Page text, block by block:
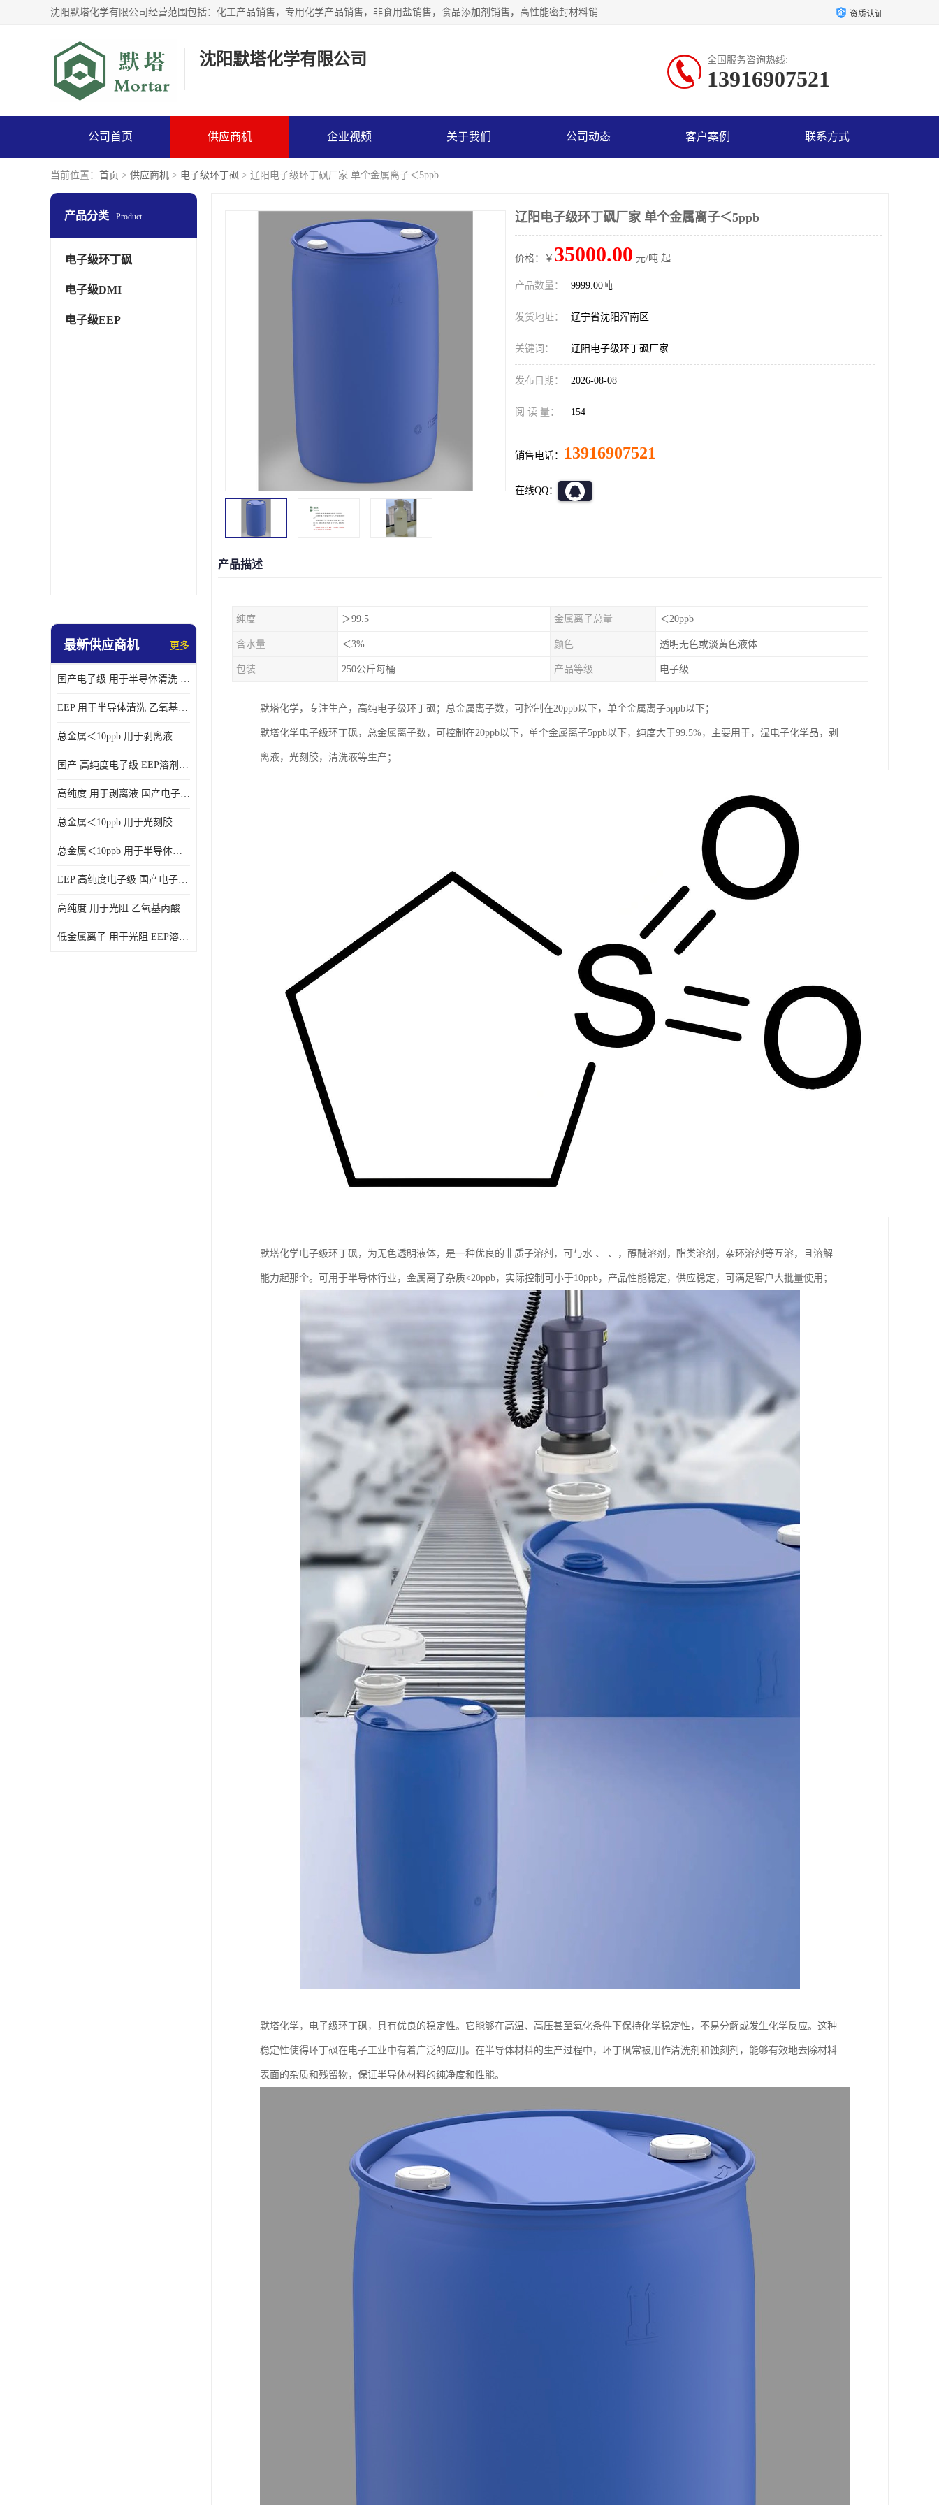
沈阳默塔化学有限公司经营范围包括：化工产品销售，专用化学产品销售，非食用盐销售，食品添加剂销售，高性能密封材料销售，涂料销售，合成材料销售，工程塑料及合成树脂销售等；主要产品有高纯电子级环丁砜，总金属离子可控制在ppb级别、纯度高、颜色浅、耐高温分解时间长，特别适合于半导体制造，硅片晶圆制造，清洗湿电子化学品，锂电池电解液，电子油墨，特种材料等高端行业；也适用于医药合成。 资质认证
沈阳默塔化学有限公司 全国服务咨询热线:
13916907521
公司首页 供应商机 企业视频 关于我们 公司动态 客户案例 联系方式
当前位置： 首页 > 供应商机 > 电子级环丁砜 > 辽阳电子级环丁砜厂家 单个金属离子＜5ppb
产品分类 Product
电子级环丁砜
电子级DMI
电子级EEP
最新供应商机 更多
国产电子级 用于半导体清洗 EEP溶剂电子级
EEP 用于半导体清洗 乙氧基丙酸乙酯电子级
总金属＜10ppb 用于剥离液 电子级EEP
国产 高纯度电子级 EEP溶剂电子级
高纯度 用于剥离液 国产电子级EEP
总金属＜10ppb 用于光刻胶 电子级EEP溶剂
总金属＜10ppb 用于半导体清洗 3-乙氧基丙酸乙酯电子级
EEP 高纯度电子级 国产电子级EEP
高纯度 用于光阻 乙氧基丙酸乙酯电子级
低金属离子 用于光阻 EEP溶剂电子级
辽阳电子级环丁砜厂家 单个金属离子＜5ppb
价格：￥ 35000.00 元/吨 起
产品数量： 9999.00吨
发货地址： 辽宁省沈阳浑南区
关键词： 辽阳电子级环丁砜厂家
发布日期： 2026-08-08
阅 读 量： 154
销售电话： 13916907521
在线QQ：
产品描述
纯度 ＞99.5 金属离子总量 ＜20ppb
含水量 ＜3% 颜色 透明无色或淡黄色液体
包装 250公斤每桶 产品等级 电子级
默塔化学，专注生产，高纯电子级环丁砜；总金属离子数，可控制在20ppb以下，单个金属离子5ppb以下；
默塔化学电子级环丁砜，总金属离子数，可控制在20ppb以下，单个金属离子5ppb以下，纯度大于99.5%，主要用于，湿电子化学品，剥
离液，光刻胶，清洗液等生产；
默塔化学电子级环丁砜，为无色透明液体，是一种优良的非质子溶剂，可与水 、 、，醇醚溶剂，酯类溶剂，杂环溶剂等互溶，且溶解
能力起那个。可用于半导体行业，金属离子杂质<20ppb，实际控制可小于10ppb，产品性能稳定，供应稳定，可满足客户大批量使用；
默塔化学，电子级环丁砜，具有优良的稳定性。它能够在高温、高压甚至氧化条件下保持化学稳定性，不易分解或发生化学反应。这种
稳定性使得环丁砜在电子工业中有着广泛的应用。在半导体材料的生产过程中，环丁砜常被用作清洗剂和蚀刻剂，能够有效地去除材料
表面的杂质和残留物，保证半导体材料的纯净度和性能。